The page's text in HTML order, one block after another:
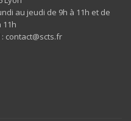
au jeudi de 9h à 11h et de
11h
: contact@scts.fr